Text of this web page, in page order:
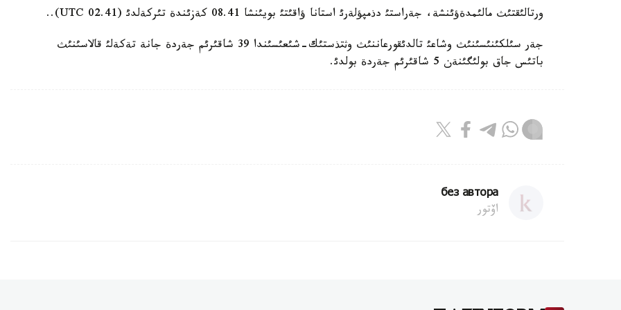
ورتالئقتئث مالئمدةؤئنشة، جةراستئ دذمپؤلةرئ استانا ؤاقئتئ بويئنشا 08.41 كةزئندة تئركةلدئ (02.41 UTC)..
جةر سئلكئنئسئنئث وشاعئ تالدئقورعاننئث وثتذستئك-شئعئسئندا 39 شاقئرئم جةردة جانة تةكةلئ قالاسئنئث
باتئس جاق بولئگئنةن 5 شاقئرئم جةردة بولدئ.
без автора
اۆتور